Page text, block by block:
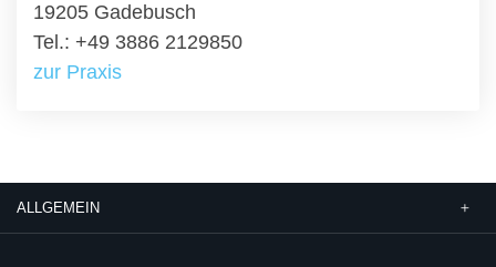
19205 Gadebusch
Tel.: +49 3886 2129850
zur Praxis
ALLGEMEIN